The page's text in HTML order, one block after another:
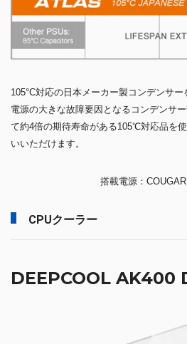
105°C対応の日本メーカー製コンデンサー
電源の大きな故障要因となるコンデンサ
て約4倍の期待寿命がある105℃対応品を
いいただけます。
搭載電源：
CPUクーラー
DEEPCOOL AK400